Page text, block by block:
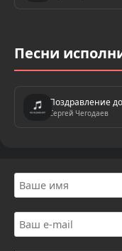
Песни
Поздравление
Сергей Чегодаев